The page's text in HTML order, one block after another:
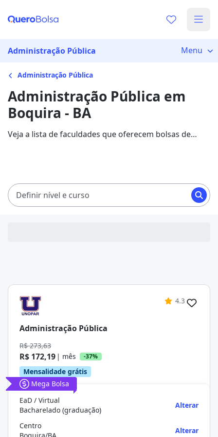
Administração Pública Menu
Administração Pública
Administração Pública em
Boquira - BA
Veja a lista de faculdades que oferecem bolsas de
Definir nível e curso
4.3
Administração Pública
R$ 273,63
R$ 172,19 | mês -37%
Mensalidade grátis
Mega Bolsa
EaD / Virtual
Bacharelado (graduação)
Alterar
Centro
Alterar